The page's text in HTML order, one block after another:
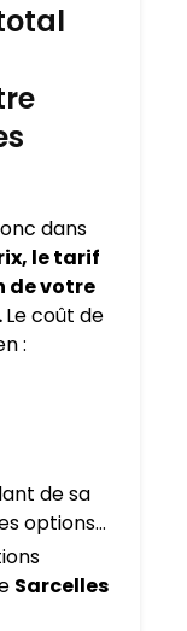
dans
le tarif
de votre
Le coût de
:
de sa
options…
Sarcelles